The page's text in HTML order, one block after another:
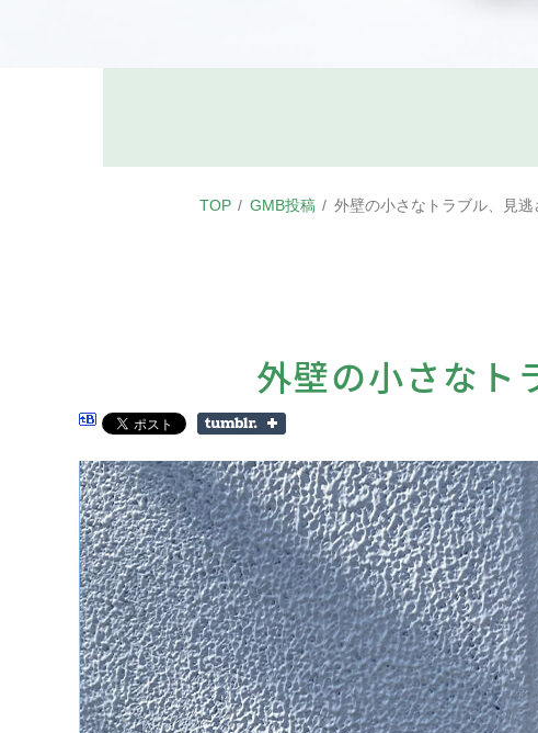
TOP GMB投稿 外壁の小さなトラブル、見逃
外壁の小さなト